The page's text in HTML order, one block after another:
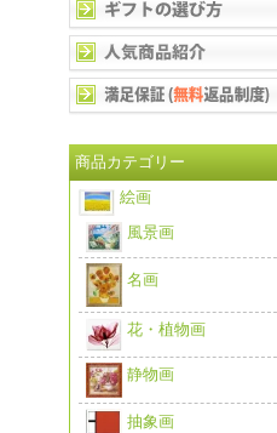
商品カテゴリー
絵画
風景画
名画
花・植物画
静物画
抽象画